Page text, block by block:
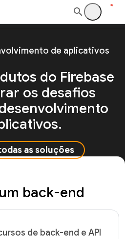
de aplicativos
do Firebase
os desafios
as soluções
back-end
de back-end e API